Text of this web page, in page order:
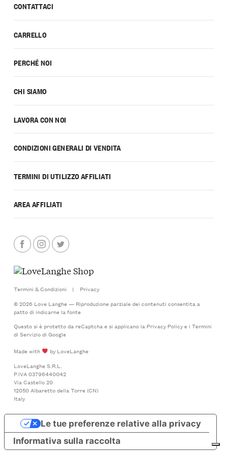
CONTATTACI
CARRELLO
PERCHÉ NOI
CHI SIAMO
LAVORA CON NOI
CONDIZIONI GENERALI DI VENDITA
TERMINI DI UTILIZZO AFFILIATI
AREA AFFILIATI
Termini & Condizioni |
Privacy
© 2026 Love Langhe — Riproduzione parziale dei contenuti consentita a
patto di indicarne la fonte
Questo si è protetto da reCaptcha e si applicano la Privacy Policye i Termini
di Serviziodi Google
Made with
by LoveLanghe
LoveLanghe S.R.L.
P.IVA 03796440042
Via Castello 20
12050 Albaretto della Torre (CN)
Italy
Informativa sulla raccolta
Le tue preferenze relative alla privacy